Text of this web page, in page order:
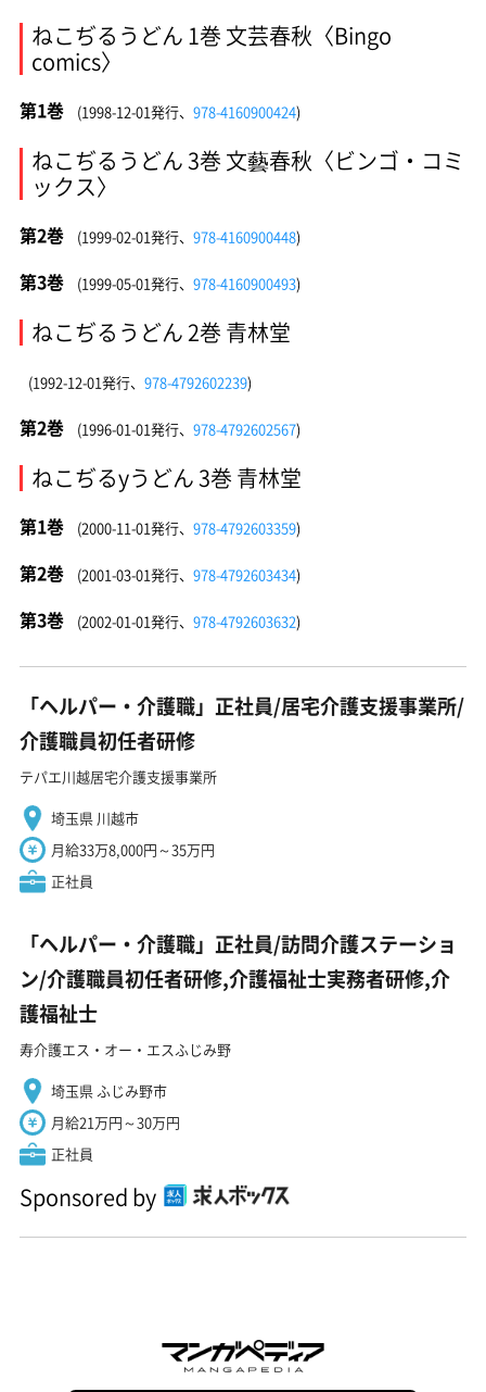
ねこぢるうどん 1巻 文芸春秋〈Bingo
comics〉
第1巻 (1998-12-01発行、 978-4160900424)
ねこぢるうどん 3巻 文藝春秋〈ビンゴ・コミ
ックス〉
第2巻 (1999-02-01発行、 978-4160900448)
第3巻 (1999-05-01発行、 978-4160900493)
ねこぢるうどん 2巻 青林堂
(1992-12-01発行、 978-4792602239)
第2巻 (1996-01-01発行、 978-4792602567)
ねこぢるyうどん 3巻 青林堂
第1巻 (2000-11-01発行、 978-4792603359)
第2巻 (2001-03-01発行、 978-4792603434)
第3巻 (2002-01-01発行、 978-4792603632)
「ヘルパー・介護職」正社員/居宅介護支援事業所/
介護職員初任者研修
テパエ川越居宅介護支援事業所
埼玉県 川越市
月給33万8,000円～35万円
正社員
「ヘルパー・介護職」正社員/訪問介護ステーショ
ン/介護職員初任者研修,介護福祉士実務者研修,介
護福祉士
寿介護エス・オー・エスふじみ野
埼玉県 ふじみ野市
月給21万円～30万円
正社員
Sponsored by